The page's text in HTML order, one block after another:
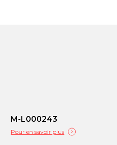
M-L000243
Pour en savoir plus